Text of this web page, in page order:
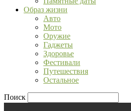
Образ жизни
Авто
Мото
Оружие
Гаджеты
Здоровье
Фестивали
Путешествия
Остальное
Поиск